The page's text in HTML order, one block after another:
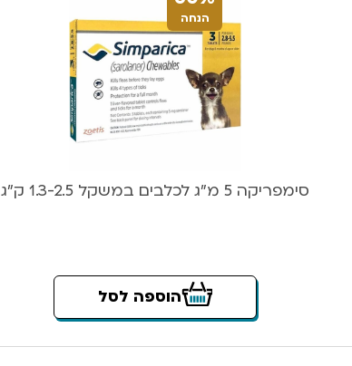
הנחה
סימפריקה 5 מ”ג לכלבים במשקל 1.3-2.5 ק”ג
הוספה לסל